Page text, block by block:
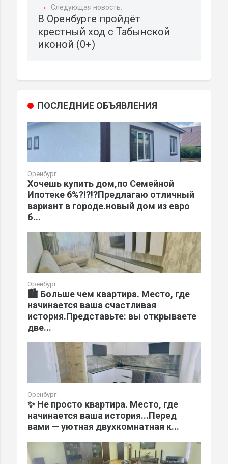
→ Следующая новость:
В Оренбурге пройдёт
крестный ход с Табынской
иконой (0+)
ПОСЛЕДНИЕ ОБЪЯВЛЕНИЯ
Оренбург
Хочешь купить дом,по Семейной
Ипотеке 6%?!?!?Предлагаю отличный
вариант в городе.новый дом из евро
б...
Оренбург
🏙️ Больше чем квартира. Место, где
начинается ваша счастливая
история.Представьте: вы открываете
две...
Оренбург
✨ Не просто квартира. Место, где
начинается ваша история...Перед
вами — уютная двухкомнатная к...